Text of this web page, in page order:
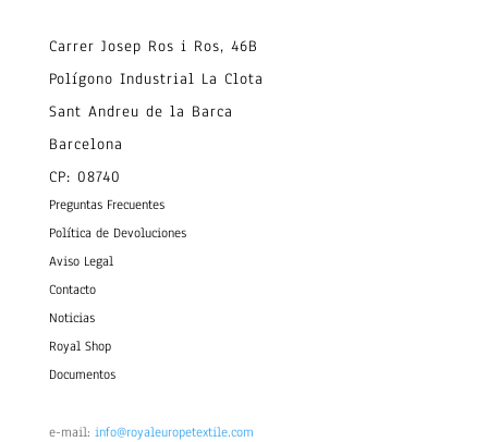
Carrer Josep Ros i Ros, 46B
Polígono Industrial La Clota
Sant Andreu de la Barca
Barcelona
CP: 08740
Preguntas Frecuentes
Política de Devoluciones
Aviso Legal
Contacto
Noticias
Royal Shop
Documentos
e-mail: info@royaleuropetextile.com